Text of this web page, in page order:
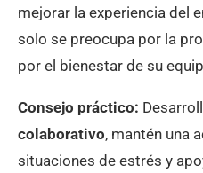
mejorar la experiencia del
solo se preocupa por la
por el bienestar de su
Consejo práctico:
colaborativo, mantén una
situaciones de estrés y